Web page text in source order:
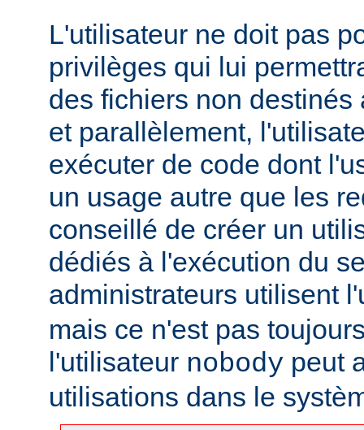
L'utilisateur ne doit pas
privilèges qui lui
des fichiers non destinés
et parallèlement,
exécuter de code dont
un usage autre que les
conseillé de créer un
dédiés à l'exécution du
administrateurs utilisent
mais ce n'est pas
l'utilisateur nobody peut
utilisations dans le